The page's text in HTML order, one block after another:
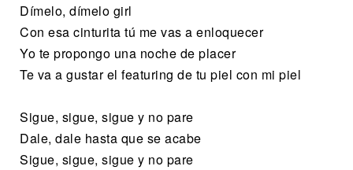
Dímelo, dímelo girl
Con esa cinturita tú me vas a enloquecer
Yo te propongo una noche de placer
Te va a gustar el featuring de tu piel con mi piel
Sigue, sigue, sigue y no pare
Dale, dale hasta que se acabe
Sigue, sigue, sigue y no pare